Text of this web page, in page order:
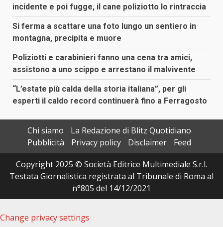
incidente e poi fugge, il cane poliziotto lo rintraccia
Si ferma a scattare una foto lungo un sentiero in
montagna, precipita e muore
Poliziotti e carabinieri fanno una cena tra amici,
assistono a uno scippo e arrestano il malvivente
“L’estate più calda della storia italiana”, per gli
esperti il caldo record continuerà fino a Ferragosto
Chi siamo
La Redazione di Blitz Quotidiano
Pubblicità
Privacy policy Disclaimer
Feed
Copyright 2025 © Società Editrice Multimediale S.r.l.
Testata Giornalistica registrata al Tribunale di Roma al
n°805 del 14/12/2021
Change privacy settings